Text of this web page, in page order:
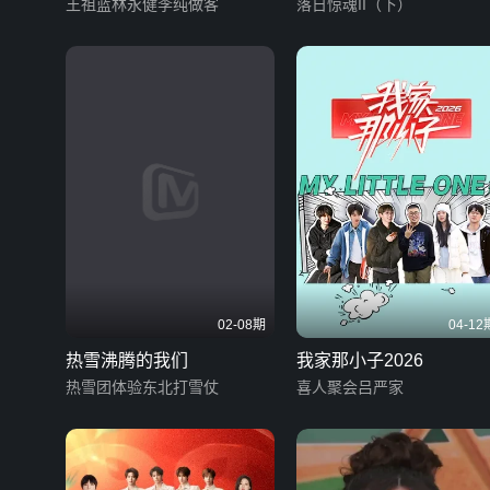
王祖蓝林永健李纯做客 落日惊魂II（下）
02-08期
热雪沸腾的我们
热雪团体验东北打雪仗
04-12
我家那小子2026
喜人聚会吕严家